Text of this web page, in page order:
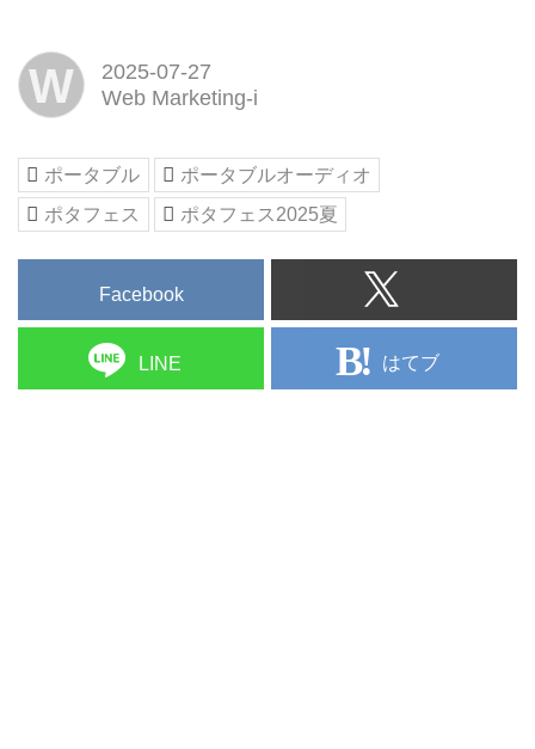
▲【Technics/Panasonic/SOUND
SLAYER】パナソニック・テクニ
気の完全ワイヤレスイヤホン
（AZ100）だけでな...
だ、ポータブルファン必見の内容
制作スタッフが気になった製品を
紹介します。
e☆イヤホン
特設物販ブースには多くの来場客
が集まり、ヘッドホン・イヤホ
ン・アクセサリーを購入してい
た。全国j...
原」が、7月12日・13日の2日
間、東京・秋葉原のベルサール秋
た。今回も140以上のブランドが
大集結、人気モデルやポタフェス
初出展の製品などがずらりと並ん
になっている。ここではニュース
制作スタッフが気になった製品を
紹介します。
TOWER RECORDS
▲TOWER RECORDSでは、中古
ン・ヘッドホンの試聴・体験イベ
原」が先日、7月12日〜13日の2
日間で、東京・秋葉原のベルサー
ル秋葉原 B1F・1F・2Fにて開
ブランドが大集結、人気モデルや
ポタフェス初出展の製品などがず
らり並び、ポータブルファン必見
の内容になった。ここではニュー
ス制作スタッフが気になった製品
W
2025-07-27
Web Marketing-i
ポータブル
ポータブルオーディオ
ポタフェス
ポタフェス2025夏
Facebook
LINE はてブ